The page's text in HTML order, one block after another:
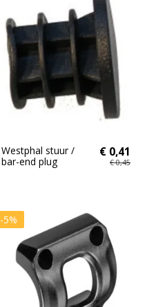
Westphal stuur /
bar-end plug
€ 0,41
€ 0,45
-5%